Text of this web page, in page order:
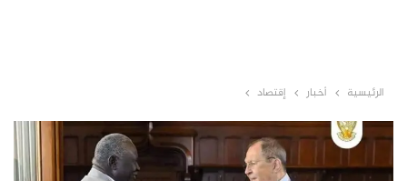
الرئيسية أخبار إقتصاد